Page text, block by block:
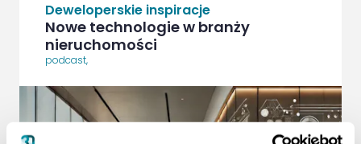
Deweloperskie inspiracje
Nowe technologie w branży
nieruchomości
podcast,